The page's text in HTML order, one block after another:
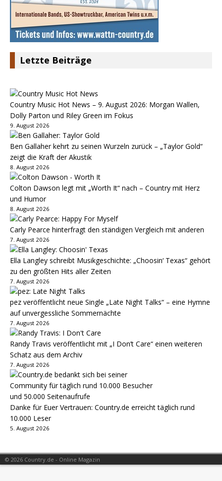
Letzte Beiträge
Country Music Hot News – 9. August 2026: Morgan Wallen,
Dolly Parton und Riley Green im Fokus
9. August 2026
Ben Gallaher kehrt zu seinen Wurzeln zurück – „Taylor Gold“
zeigt die Kraft der Akustik
8. August 2026
Colton Dawson legt mit „Worth It“ nach – Country mit Herz
und Humor
8. August 2026
Carly Pearce hinterfragt den ständigen Vergleich mit anderen
7. August 2026
Ella Langley schreibt Musikgeschichte: „Choosin‘ Texas“ gehört
zu den größten Hits aller Zeiten
7. August 2026
pez veröffentlicht neue Single „Late Night Talks“ – eine Hymne
auf unvergessliche Sommernächte
7. August 2026
Randy Travis veröffentlicht mit „I Don’t Care“ einen weiteren
Schatz aus dem Archiv
7. August 2026
Danke für Euer Vertrauen: Country.de erreicht täglich rund
10.000 Leser
5. August 2026
© 2026 Country.de - Online Magazin